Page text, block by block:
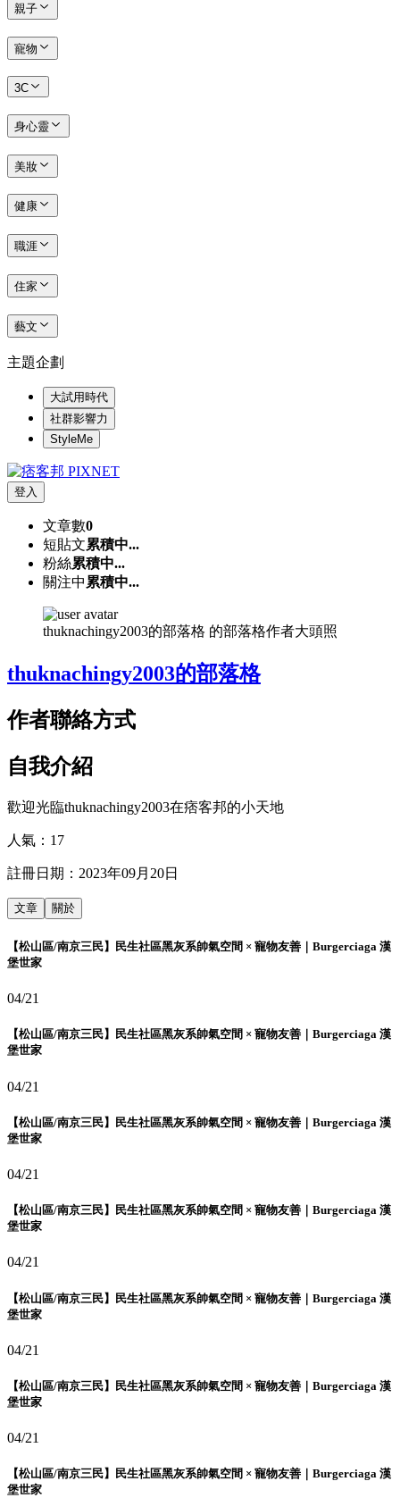
親子
寵物
3C
身心靈
美妝
健康
職涯
住家
藝文
主題企劃
大試用時代
社群影響力
StyleMe
登入
文章數0
短貼文累積中...
粉絲累積中...
關注中 累積中...
thuknachingy2003的部落格 的部落格作者大頭照
thuknachingy2003的部落格
作者聯絡方式
自我介紹
歡迎光臨thuknachingy2003在痞客邦的小天地
人氣： 17
註冊日期： 2023年09月20日
文章 關於
【松山區/南京三民】民生社區黑灰系帥氣空間 × 寵物友善｜Burgerciaga 漢
堡世家
04/21
【松山區/南京三民】民生社區黑灰系帥氣空間 × 寵物友善｜Burgerciaga 漢
堡世家
04/21
【松山區/南京三民】民生社區黑灰系帥氣空間 × 寵物友善｜Burgerciaga 漢
堡世家
04/21
【松山區/南京三民】民生社區黑灰系帥氣空間 × 寵物友善｜Burgerciaga 漢
堡世家
04/21
【松山區/南京三民】民生社區黑灰系帥氣空間 × 寵物友善｜Burgerciaga 漢
堡世家
04/21
【松山區/南京三民】民生社區黑灰系帥氣空間 × 寵物友善｜Burgerciaga 漢
堡世家
04/21
【松山區/南京三民】民生社區黑灰系帥氣空間 × 寵物友善｜Burgerciaga 漢
堡世家